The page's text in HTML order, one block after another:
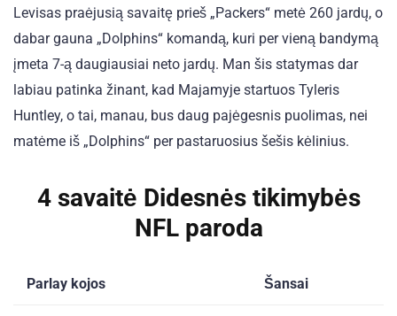
Levisas praėjusią savaitę prieš „Packers“ metė 260 jardų, o
dabar gauna „Dolphins“ komandą, kuri per vieną bandymą
įmeta 7-ą daugiausiai neto jardų. Man šis statymas dar
labiau patinka žinant, kad Majamyje startuos Tyleris
Huntley, o tai, manau, bus daug pajėgesnis puolimas, nei
matėme iš „Dolphins“ per pastaruosius šešis kėlinius.
4 savaitė Didesnės tikimybės
NFL paroda
Parlay kojos Šansai